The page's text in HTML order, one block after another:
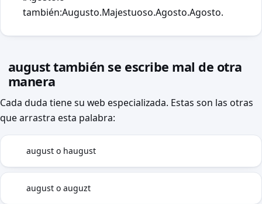
también:Augusto.Majestuoso.Agosto.Agosto.
august también se escribe mal de otra
manera
Cada duda tiene su web especializada. Estas son las otras
que arrastra esta palabra:
august o haugust
august o auguzt